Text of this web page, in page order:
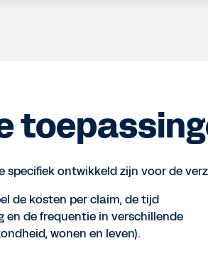
specifiek ontwikkeld zijn voor de
de kosten per claim, de tijd
en de frequentie in verschillende
wonen en leven).